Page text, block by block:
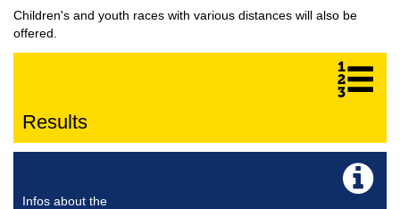
Children's and youth races with various distances will also be
offered.
Results
Infos about the